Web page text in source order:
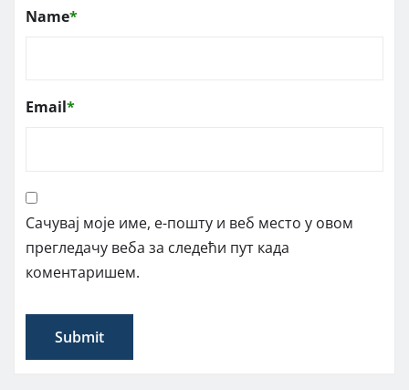
Name*
Email*
Сачувај моје име, е-пошту и веб место у овом
прегледачу веба за следећи пут када
коментаришем.